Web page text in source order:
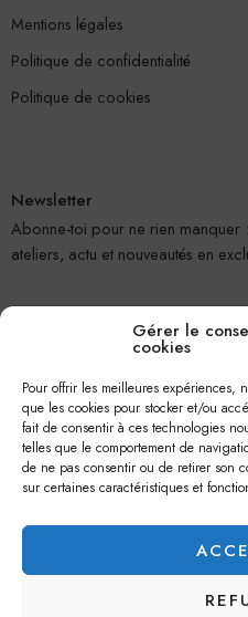
Gérer le
cookies
Pour offrir les meilleures expériences,
que les cookies pour stocker et/ou
fait de consentir à ces technologies
telles que le comportement de
de ne pas consentir ou de retirer son
sur certaines caractéristiques et
Mentions légales
Politique de confidentialité
Politique de cookies
Newsletter
Abonne-toi pour ne rien manquer :
ateliers, actu et nouveautés en
Je m'abonne